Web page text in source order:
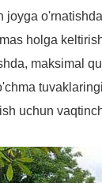
joyga
holga
maksimal
uchun